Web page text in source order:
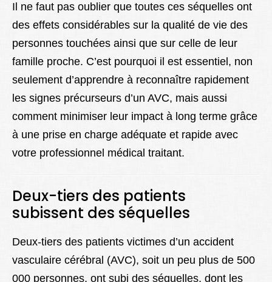
Il ne faut pas oublier que toutes ces séquelles ont
des effets considérables sur la qualité de vie des
personnes touchées ainsi que sur celle de leur
famille proche. C’est pourquoi il est essentiel, non
seulement d’apprendre à reconnaître rapidement
les signes précurseurs d’un AVC, mais aussi
comment minimiser leur impact à long terme grâce
à une prise en charge adéquate et rapide avec
votre professionnel médical traitant.
Deux-tiers des patients
subissent des séquelles
Deux-tiers des patients victimes d’un accident
vasculaire cérébral (AVC), soit un peu plus de 500
000 personnes, ont subi des séquelles, dont les